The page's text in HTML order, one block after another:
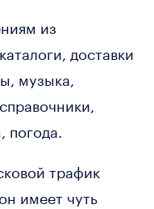
из
доставки
музыка,
трафик
имеет чуть